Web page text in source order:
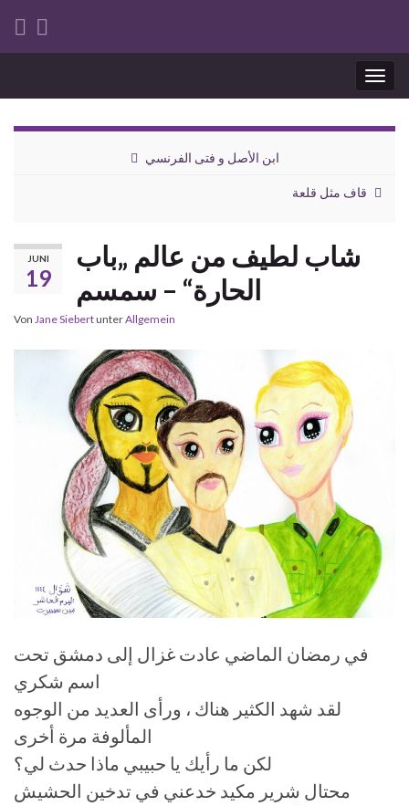
ابن الأصل و فتى الفرنسي
قاف مثل قلعة
JUNI
19
شاب لطيف من عالم „باب
الحارة“ – سمسم
Von Jane SiebertunterAllgemein
في رمضان الماضي عادت غزال إلى دمشق تحت
اسم شكري
لقد شهد الكثير هناك ، ورأى العديد من الوجوه
المألوفة مرة أخرى
لكن ما رأيك يا حبيبي ماذا حدث لي؟
محتال شرير مكيد خدعني في تدخين الحشيش